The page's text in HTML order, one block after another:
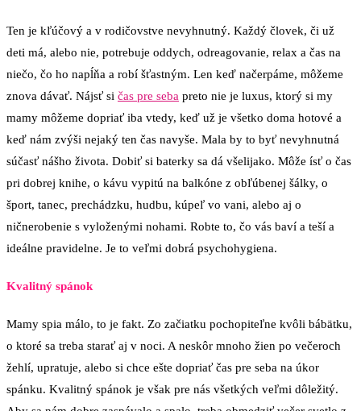
Ten je kľúčový a v rodičovstve nevyhnutný. Každý človek, či už
deti má, alebo nie, potrebuje oddych, odreagovanie, relax a čas na
niečo, čo ho napĺňa a robí šťastným. Len keď načerpáme, môžeme
znova dávať. Nájsť si čas pre seba preto nie je luxus, ktorý si my
mamy môžeme dopriať iba vtedy, keď už je všetko doma hotové a
keď nám zvýši nejaký ten čas navyše. Mala by to byť nevyhnutná
súčasť nášho života. Dobiť si baterky sa dá všelijako. Môže ísť o čas
pri dobrej knihe, o kávu vypitú na balkóne z obľúbenej šálky, o
šport, tanec, prechádzku, hudbu, kúpeľ vo vani, alebo aj o
ničnerobenie s vyloženými nohami. Robte to, čo vás baví a teší a
ideálne pravidelne. Je to veľmi dobrá psychohygiena.
Kvalitný spánok
Mamy spia málo, to je fakt. Zo začiatku pochopiteľne kvôli bábätku,
o ktoré sa treba starať aj v noci. A neskôr mnoho žien po večeroch
žehlí, upratuje, alebo si chce ešte dopriať čas pre seba na úkor
spánku. Kvalitný spánok je však pre nás všetkých veľmi dôležitý.